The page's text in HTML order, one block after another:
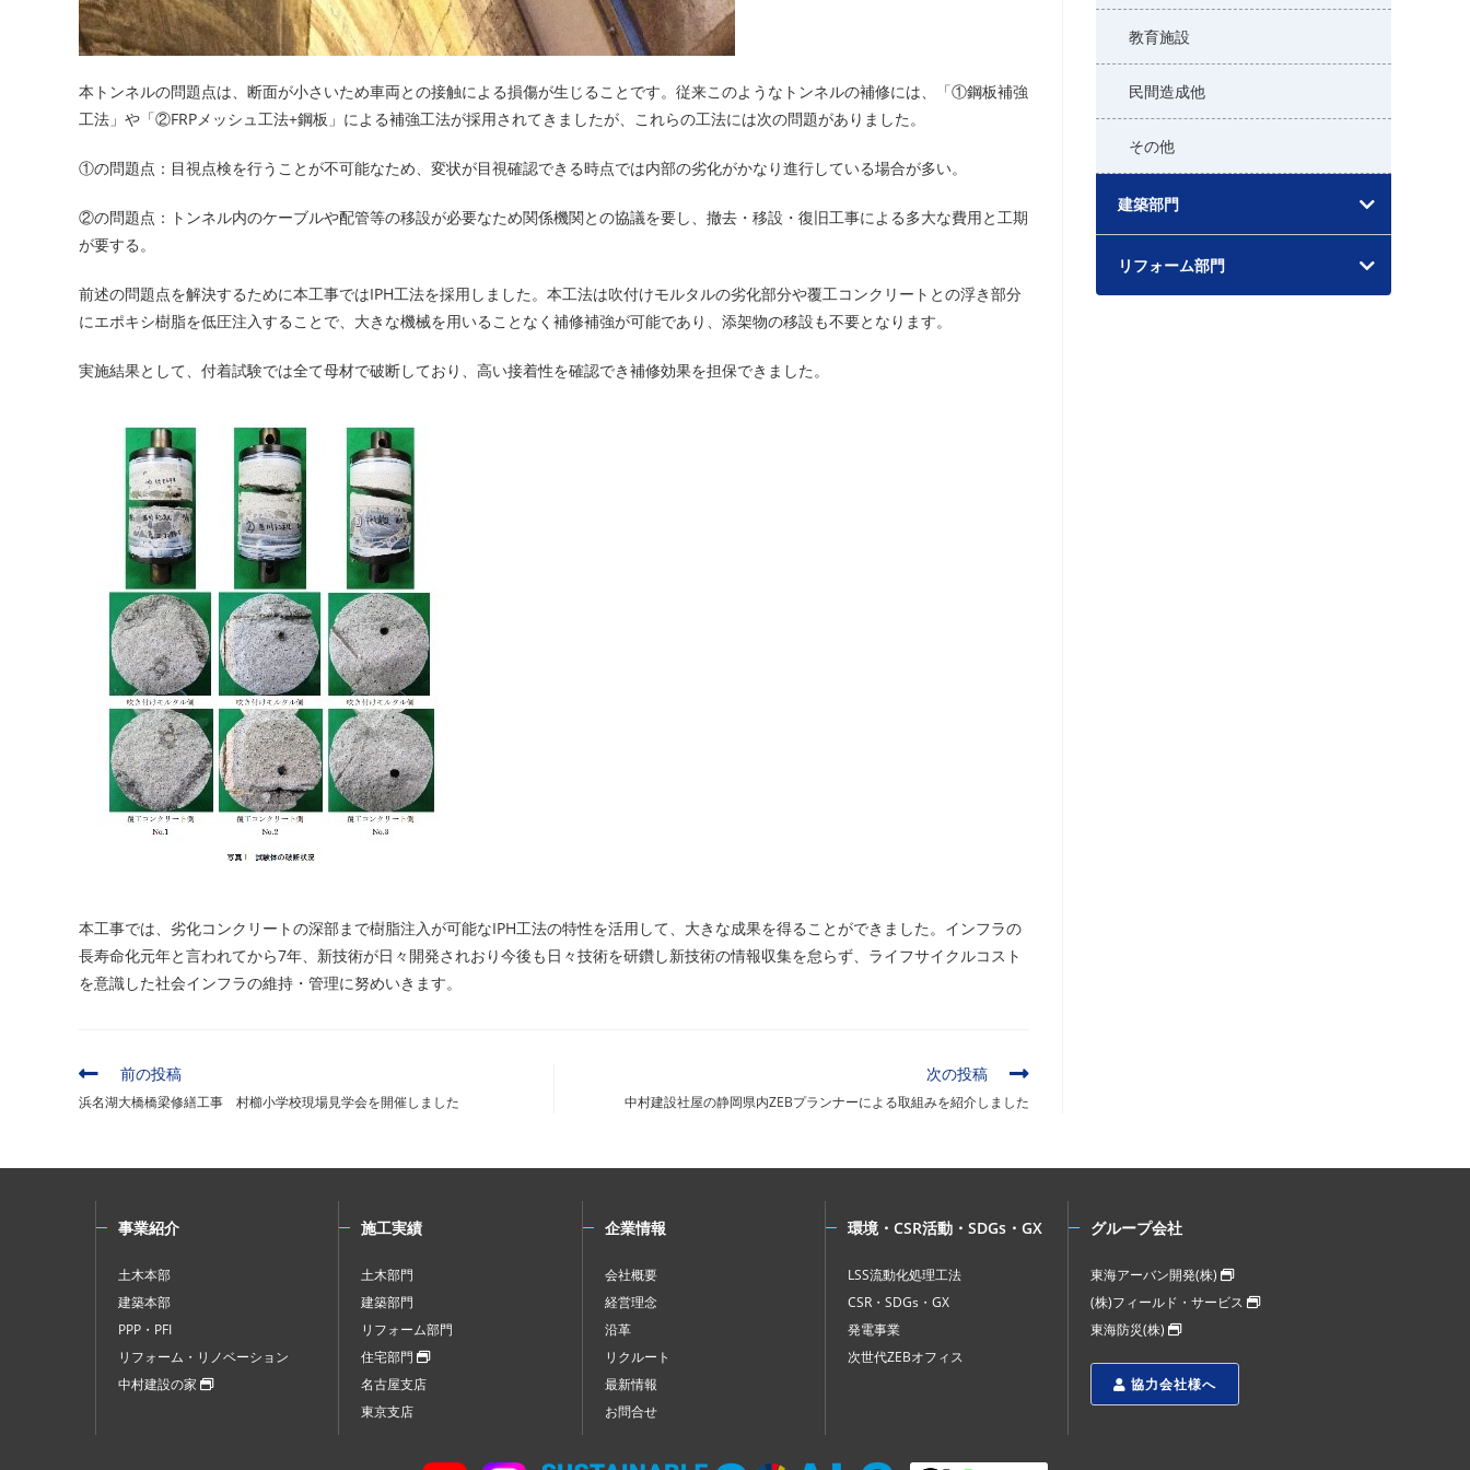
本トンネルの問題点は、断面が小さいため車両との接触による損傷が生じることです。従来このようなトンネルの補修には、「①鋼板補強
工法」や「②FRPメッシュ工法+鋼板」による補強工法が採用されてきましたが、これらの工法には次の問題がありました。
①の問題点：目視点検を行うことが不可能なため、変状が目視確認できる時点では内部の劣化がかなり進行している場合が多い。
②の問題点：トンネル内のケーブルや配管等の移設が必要なため関係機関との協議を要し、撤去・移設・復旧工事による多大な費用と工期
が要する。
前述の問題点を解決するために本工事ではIPH工法を採用しました。本工法は吹付けモルタルの劣化部分や覆工コンクリートとの浮き部分
にエポキシ樹脂を低圧注入することで、大きな機械を用いることなく補修補強が可能であり、添架物の移設も不要となります。
実施結果として、付着試験では全て母材で破断しており、高い接着性を確認でき補修効果を担保できました。
本工事では、劣化コンクリートの深部まで樹脂注入が可能なIPH工法の特性を活用して、大きな成果を得ることができました。インフラの
長寿命化元年と言われてから7年、新技術が日々開発されおり今後も日々技術を研鑽し新技術の情報収集を怠らず、ライフサイクルコスト
を意識した社会インフラの維持・管理に努めいきます。
そ
の
他
前の投稿
浜名湖大橋橋梁修繕工事 村櫛小学校現場見学会を開催しました
次の投稿
中村建設社屋の静岡県内ZEBプランナーによる取組みを紹介しました
教育施設
民間造成他
その他
建築部門
リフォーム部門
事業紹介
土木本部
建築本部
PPP・PFI
リフォーム・リノベーション
中村建設の家
施工実績
土木部門
建築部門
リフォーム部門
住宅部門
名古屋支店
東京支店
企業情報
会社概要
経営理念
沿革
リクルート
最新情報
お問合せ
環境・CSR活動・SDGs・GX
LSS流動化処理工法
CSR・SDGs・GX
発電事業
次世代ZEBオフィス
グループ会社
東海アーバン開発(株)
(株)フィールド・サービス
東海防災(株)
協力会社様へ